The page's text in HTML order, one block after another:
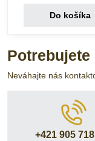
Do košíka
Neváhajte nás
+421 905